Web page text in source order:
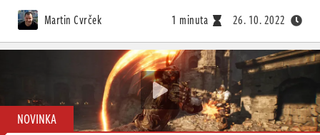
Martin Cvrček 1 minuta 26. 10. 2022
NOVINKA